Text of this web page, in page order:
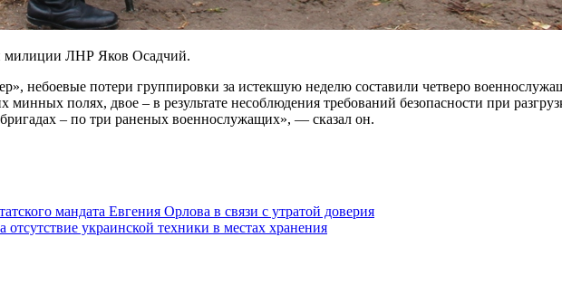
милиции ЛНР Яков Осадчий.
небоевые потери группировки за истекшую неделю составили четверо
минных полях, двое – в результате несоблюдения требований безопасности при
– по три раненых военнослужащих», — сказал он.
мандата Евгения Орлова в связи с утратой доверия
украинской техники в местах хранения